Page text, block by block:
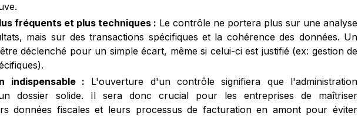
fréquents et plus techniques : Le contrôle ne portera plus sur une analyse
mais sur des transactions spécifiques et la cohérence des données. Un
déclenché pour un simple écart, même si celui-ci est justifié (ex: gestion de
indispensable : L'ouverture d'un contrôle signifiera que l'administration
dossier solide. Il sera donc crucial pour les entreprises de maîtriser
données fiscales et leurs processus de facturation en amont pour éviter